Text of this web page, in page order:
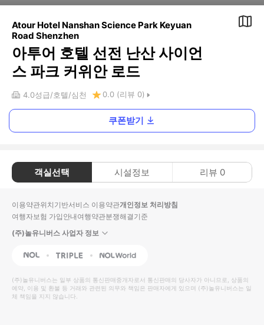
Atour Hotel Nanshan Science Park Keyuan
Road Shenzhen
아투어 호텔 선전 난산 사이언
스 파크 커위안 로드
4.0성급 호텔 심천 0.0 (리뷰 0)
쿠폰받기
객실선택 시설정보 리뷰 0
이용약관위치기반서비스 이용약관개인정보 처리방침
여행자보험 가입안내여행약관분쟁해결기준
(주)놀유니버스 사업자 정보
NOL Triple Interpark Global
(주)놀유니버스는 일부 상품의 통신판매중개자로서 통신판매의 당사자가 아니므로, 상품의
예약, 이용 및 환불 등 거래와 관련된 의무와 책임은 판매자에게 있으며 (주)놀유니버스는 일
체 책임을 지지 않습니다.